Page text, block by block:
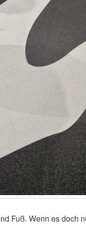
Fuß. Wenn es doch